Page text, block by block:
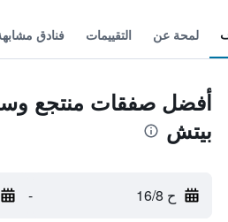
لمحة عن التقييمات فنادق
أفضل صفقات منتجع
بيتش
ح 16/8 -